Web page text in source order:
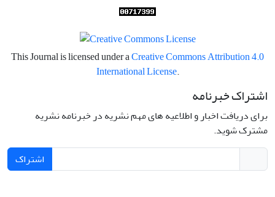
This Journal is licensed under aCreative Commons Attribution 4.0
International License.
اشتراک خبرنامه
برای دریافت اخبار و اطلاعیه های مهم نشریه در خبرنامه نشریه
مشترک شوید.
اشتراک